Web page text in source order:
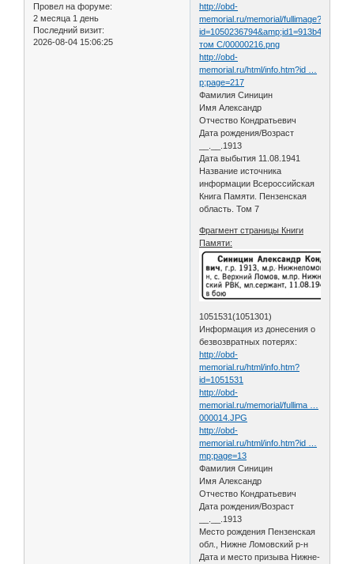
Провел на форуме:
2 месяца 1 день
Последний визит:
2026-08-04 15:06:25
http://obd-
memorial.ru/memorial/fullimage?
том С/00000216.png
http://obd-
memorial.ru/html/info.htm?id …
p;page=217
Фамилия Синицин
Имя Александр
Отчество Кондратьевич
Дата рождения/Возраст
__.__.1913
Дата выбытия 11.08.1941
Название источника
информации Всероссийская
Книга Памяти. Пензенская
область. Том 7
Фрагмент страницы Книги
Памяти:
1051531(1051301)
Информация из донесения о
безвозвратных потерях:
http://obd-
memorial.ru/html/info.htm?
id=1051531
http://obd-
memorial.ru/memorial/fullima …
000014.JPG
http://obd-
memorial.ru/html/info.htm?id …
mp;page=13
Фамилия Синицин
Имя Александр
Отчество Кондратьевич
Дата рождения/Возраст
__.__.1913
Место рождения Пензенская
обл., Нижне Ломовский р-н
Дата и место призыва Нижне-